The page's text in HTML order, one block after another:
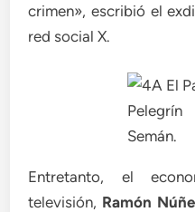
crimen», escribió el
red social X.
Semán.
Entretanto, el
televisión, Ramón